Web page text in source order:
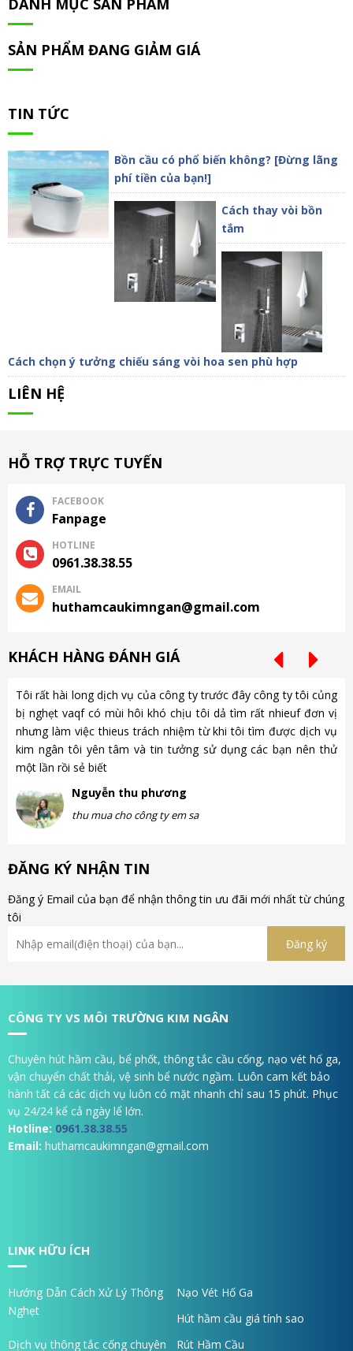
DANH MỤC SẢN PHẨM
SẢN PHẨM ĐANG GIẢM GIÁ
TIN TỨC
Bồn cầu có phổ biến không? [Đừng lãng
phí tiền của bạn!]
Cách thay vòi bồn
tắm
Cách chọn ý tưởng chiếu sáng vòi hoa sen phù hợp
LIÊN HỆ
HỖ TRỢ TRỰC TUYẾN
FACEBOOK
Fanpage
HOTLINE
0961.38.38.55
EMAIL
huthamcaukimngan@gmail.com
KHÁCH HÀNG ĐÁNH GIÁ
Tôi rất hài long dịch vụ của công ty trước đây công ty tôi củng
bị nghẹt vaqf có mùi hôi khó chịu tôi dả tìm rất nhieuf đơn vị
nhưng làm việc thieus trách nhiệm từ khi tôi tìm được dịch vụ
kim ngân tôi yên tâm và tin tưởng sử dụng các bạn nên thử
một lần rồi sẻ biết
Nguyễn thu phương
thu mua cho công ty em sa
ĐĂNG KÝ NHẬN TIN
Đăng ý Email của bạn để nhận thông tin ưu đãi mới nhất từ chúng
tôi
CÔNG TY VS MÔI TRƯỜNG KIM NGÂN
Chuyên hút hầm cầu, bể phốt, thông tắc cầu cống, nạo vét hố ga,
vận chuyển chất thải, vệ sinh bể nước ngầm. Luôn cam kết bảo
hành tất cá các dịch vụ luôn có mặt nhanh chỉ sau 15 phút. Phục
vụ 24/24 kể cả ngày lể lớn.
Hotline: 0961.38.38.55
Email: huthamcaukimngan@gmail.com
LINK HỮU ÍCH
Hướng Dẫn Cách Xử Lý Thông
Nghẹt
Nạo Vét Hố Ga
Hút hầm cầu giá tính sao
Dịch vụ thông tắc cống chuyên
Rút Hầm Cầu